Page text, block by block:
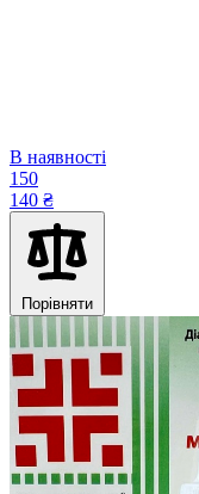
В наявності
150
140 ₴
Порівняти